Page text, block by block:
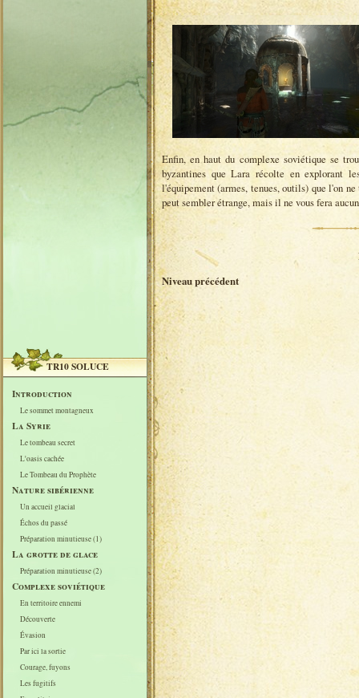
TR10 SOLUCE
Introduction
Le sommet montagneux
La Syrie
Le tombeau secret
L'oasis cachée
Le Tombeau du Prophète
Nature sibérienne
Un accueil glacial
Échos du passé
Préparation minutieuse (1)
La grotte de glace
Préparation minutieuse (2)
Complexe soviétique
En territoire ennemi
Découverte
Évasion
Par ici la sortie
Courage, fuyons
Les fugitifs
Enfin, en haut du complexe soviétique se
byzantines que Lara récolte en explorant
l'équipement (armes, tenues, outils) que l'on
peut sembler étrange, mais il ne vous fera
Niveau précédent